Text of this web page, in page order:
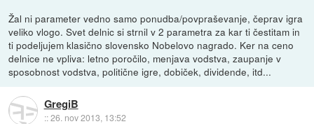
Žal ni parameter vedno samo ponudba/povpraševanje, čeprav igra
veliko vlogo. Svet delnic si strnil v 2 parametra za kar ti čestitam in
ti podeljujem klasično slovensko Nobelovo nagrado. Ker na ceno
delnice ne vpliva: letno poročilo, menjava vodstva, zaupanje v
sposobnost vodstva, politične igre, dobiček, dividende, itd...
GregiB
::26. nov 2013, 13:52